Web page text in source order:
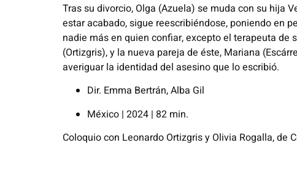
Tras su divorcio, Olga (Azuela) se muda con su hija
estar acabado,sigue reescribiéndose, poniendo en
nadie más en quien confiar,excepto el terapeuta de
(Ortizgris), y la nueva pareja de éste, Mariana (
averiguar la identidad del asesino que lo escribió.
Dir. Emma Bertrán, Alba Gil
México | 2024 | 82 min.
Coloquio con Leonardo Ortizgris y Olivia Rogalla, de